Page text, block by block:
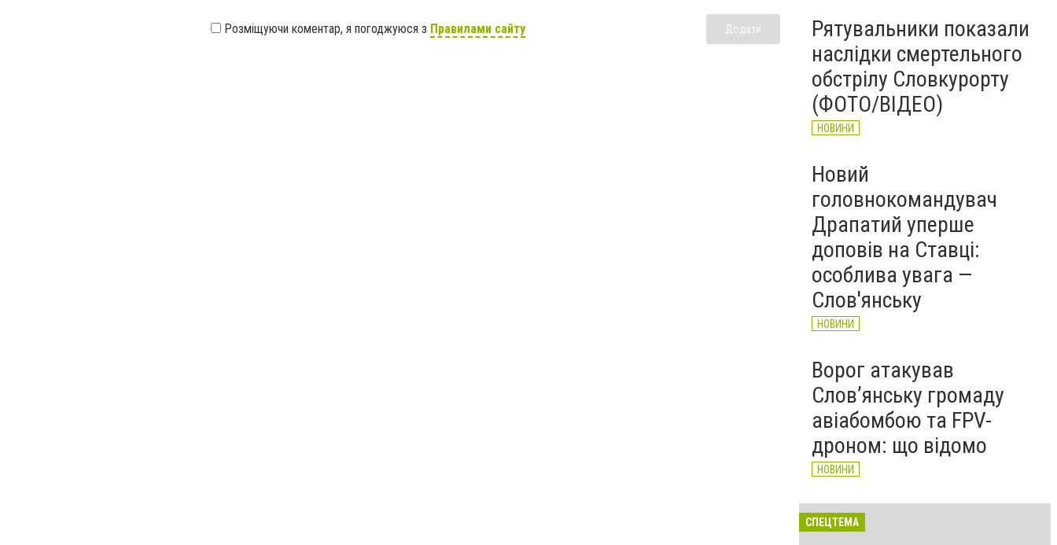
Розміщуючи коментар, я погоджуюся з Правилами сайту Додати
Рятувальники показали
наслідки смертельного
обстрілу Словкурорту
(ФОТО/ВІДЕО)
НОВИНИ
Новий
головнокомандувач
Драпатий уперше
доповів на Ставці:
особлива увага —
Слов'янську
НОВИНИ
Ворог атакував
Слов’янську громаду
авіабомбою та FPV-
дроном: що відомо
НОВИНИ
СПЕЦТЕМА